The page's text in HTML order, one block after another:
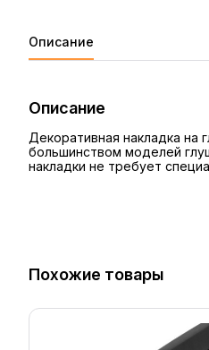
Описание
Описание
Декоративная накладка на
большинством моделей
накладки не требует
Похожие товары